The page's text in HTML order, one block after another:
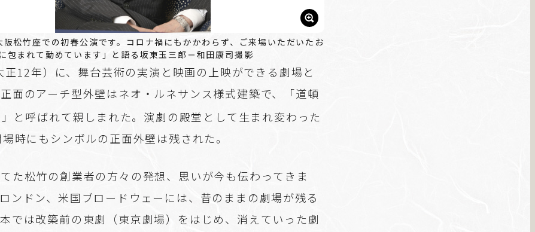
阪松竹座での初春公演です。コロナ禍にもかかわらず、ご来場いただいたお
包まれて勤めています」と語る坂東玉三郎＝和田康司撮影
正12年）に、舞台芸術の実演と映画の上映ができる劇場と
面のアーチ型外壁はネオ・ルネサンス様式建築で、「道頓
と呼ばれて親しまれた。演劇の殿堂として生まれ変わった
時にもシンボルの正面外壁は残された。
てた松竹の創業者の方々の発想、思いが今も伝わってきま
ンドン、米国ブロードウェーには、昔のままの劇場が残る
では改築前の東劇（東京劇場）をはじめ、消えていった劇